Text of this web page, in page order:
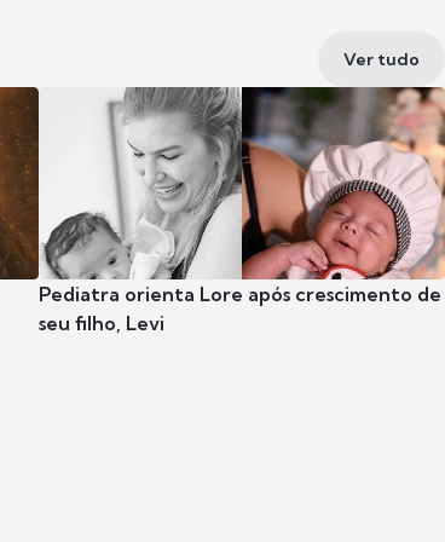
Ver tudo
Pediatra orienta Lore após crescimento de
seu filho, Levi